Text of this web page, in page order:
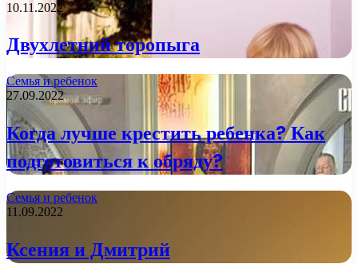
10.11.2022
Двухлетний торопыга
Семья и ребенок
27.09.2022
Когда лучше крестить ребенка? Как
подготовиться к обряду?
Семья и ребенок
11.09.2022
Ксения и Дмитрий